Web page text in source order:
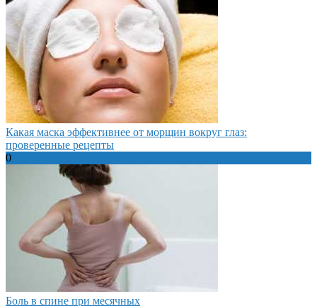
Какая маска эффективнее от морщин вокруг глаз:
проверенные рецепты
0
Боль в спине при месячных